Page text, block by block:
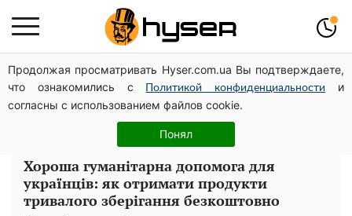
Продолжая просматривать Hyser.com.ua Вы подтверждаете,
что ознакомились с
Политикой конфиденциальности
и
согласны с использованием файлов cookie.
Понял
Повністю гола Анна Трінчер блиснула "принадами":
таких розмірів ви ще не бачили
Як учасник бойових дій може оформити пільгу на
оплату комунальних послуг: інструкція
Хороша гуманітарна допомога для
українців: як отримати продукти
тривалого зберігання безкоштовно